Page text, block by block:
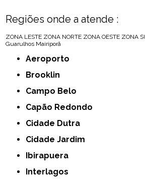
Regiões onde a atende :
ZONA LESTE ZONA NORTE ZONA OESTE ZONA
Guarulhos Mairiporã
Aeroporto
Brooklin
Campo Belo
Capão Redondo
Cidade Dutra
Cidade Jardim
Ibirapuera
Interlagos